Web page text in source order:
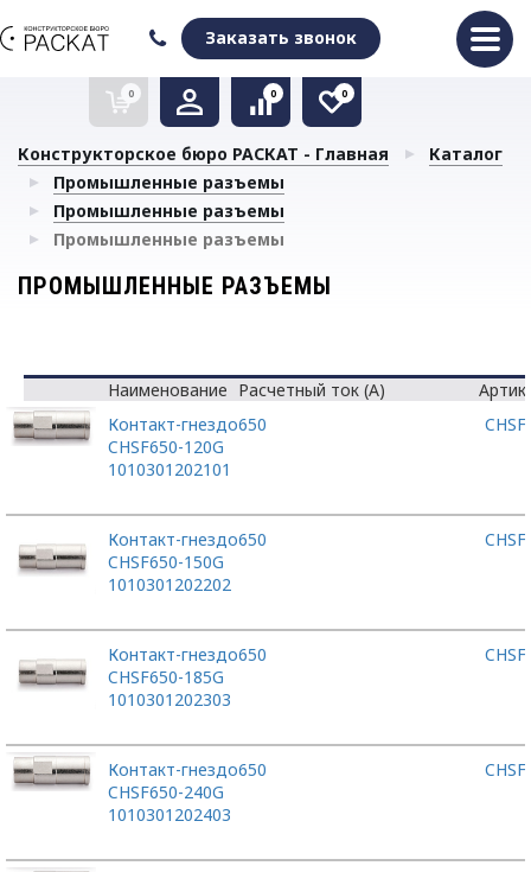
Заказать звонок
0
Очистить список сравнения
0
Очистить избранное
0
Конструкторское бюро РАСКАТ - Главная
Каталог
Промышленные разъемы
Промышленные разъемы
Промышленные разъемы
ПРОМЫШЛЕННЫЕ РАЗЪЕМЫ
Наименование Расчетный ток (А)
Контакт-гнездо
CHSF650-120G
1010301202101
650
Контакт-гнездо
CHSF650-150G
1010301202202
650
Контакт-гнездо
CHSF650-185G
1010301202303
650
Контакт-гнездо
CHSF650-240G
1010301202403
650